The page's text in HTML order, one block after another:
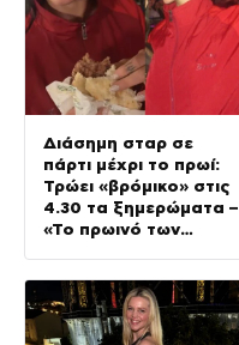
Διάσημη σταρ σε
πάρτι μέχρι το πρωί:
Τρώει «βρόμικο» στις
4.30 τα ξημερώματα –
«Το πρωινό των